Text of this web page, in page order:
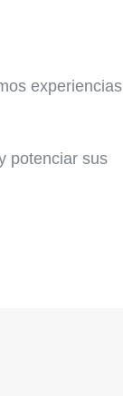
experiencias
potenciar sus